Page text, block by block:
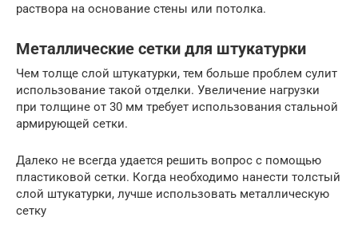
раствора на основание стены или потолка.
Металлические сетки для штукатурки
Чем толще слой штукатурки, тем больше проблем сулит
использование такой отделки. Увеличение нагрузки
при толщине от 30 мм требует использования стальной
армирующей сетки.
Далеко не всегда удается решить вопрос с помощью
пластиковой сетки. Когда необходимо нанести толстый
слой штукатурки, лучше использовать металлическую
сетку